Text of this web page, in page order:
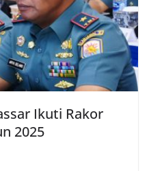
Ikuti Rakor
2025